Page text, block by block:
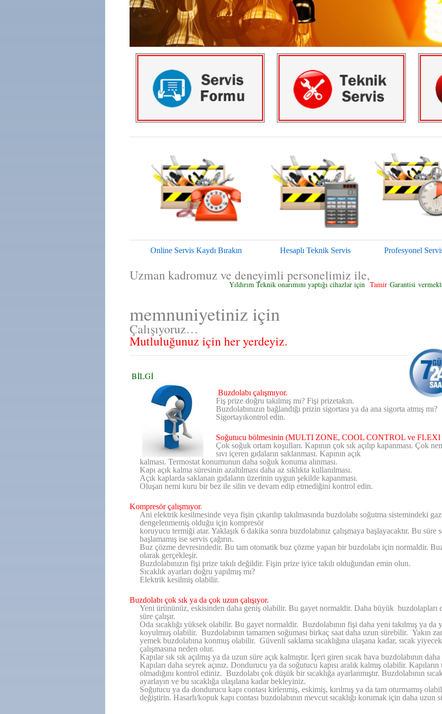
Online Servis Kaydı Bırakın Hesaplı Teknik Servis Profesyonel
Uzman kadromuz ve deneyimli personelimiz ile,
Yıldırım Teknik onarımını yaptığı cihazlar için Tamir Garantisi
memnuniyetiniz için
Çalışıyoruz…
Mutluluğunuz için her yerdeyiz.
BİLGİ
Buzdolabı çalışmıyor.
Fiş prize doğru takılmış mı? Fişi prizetakın.
Buzdolabınızın bağlandığı prizin sigortası ya da ana sigorta atmış mı?
Sigortayıkontrol edin.
Soğutucu bölmesinin (MULTI ZONE, COOL CONTROL ve FLEXI
Çok soğuk ortam koşulları. Kapının çok sık açılıp kapanması. Çok
sıvı içeren gıdaların saklanması. Kapının açık
kalması. Termostat konumunun daha soğuk konuma alınması.
Kapı açık kalma süresinin azaltılması daha az sıklıkta kullanılması.
Açık kaplarda saklanan gıdaların üzerinin uygun şekilde kapanması.
Oluşan nemi kuru bir bez ile silin ve devam edip etmediğini kontrol edin.
Kompresör çalışmıyor.
Ani elektrik kesilmesinde veya fişin çıkarılıp takılmasında buzdolabı soğutma sistemindeki
dengelenmemiş olduğu için kompresör
koruyucu termiği atar. Yaklaşık 6 dakika sonra buzdolabınız çalışmaya başlayacaktır. Bu süre
başlamamış ise servis çağırın.
Buz çözme devresindedir. Bu tam otomatik buz çözme yapan bir buzdolabı için normaldir.
olarak gerçekleşir.
Buzdolabınızın fişi prize takılı değildir. Fişin prize iyice takılı olduğundan emin olun.
Sıcaklık ayarları doğru yapılmış mı?
Elektrik kesilmiş olabilir.
Buzdolabı çok sık ya da çok uzun çalışıyor.
Yeni ürününüz, eskisinden daha geniş olabilir. Bu gayet normaldir. Daha büyük buzdolapları
süre çalışır.
Oda sıcaklığı yüksek olabilir. Bu gayet normaldir. Buzdolabının fişi daha yeni takılmış ya da
koyulmuş olabilir. Buzdolabının tamamen soğuması birkaç saat daha uzun sürebilir. Yakın
yemek buzdolabına konmuş olabilir. Güvenli saklama sıcaklığına ulaşana kadar, sıcak
çalışmasına neden olur.
Kapılar sık sık açılmış ya da uzun süre açık kalmıştır. İçeri giren sıcak hava buzdolabının
Kapıları daha seyrek açınız. Dondurucu ya da soğutucu kapısı aralık kalmış olabilir.
olmadığını kontrol ediniz. Buzdolabı çok düşük bir sıcaklığa ayarlanmıştır. Buzdolabının
ayarlayın ve bu sıcaklığa ulaşılana kadar bekleyiniz.
Soğutucu ya da dondurucu kapı contası kirlenmiş, eskimiş, kırılmış ya da tam oturmamış
değiştirin. Hasarlı/kopuk kapı contası buzdolabının mevcut sıcaklığı korumak için daha uzun